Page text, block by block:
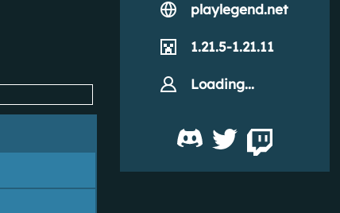
playlegend.net
1.21.5-1.21.11
Loading...